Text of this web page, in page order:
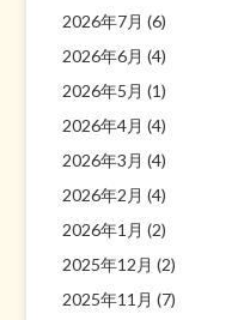
2026年7月 (6)
2026年6月 (4)
2026年5月 (1)
2026年4月 (4)
2026年3月 (4)
2026年2月 (4)
2026年1月 (2)
2025年12月 (2)
2025年11月 (7)